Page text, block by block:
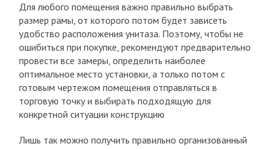
Для любого помещения важно правильно выбрать
размер рамы, от которого потом будет зависеть
удобство расположения унитаза. Поэтому, чтобы не
ошибиться при покупке, рекомендуют предварительно
провести все замеры, определить наиболее
оптимальное место установки, а только потом с
готовым чертежом помещения отправляться в
торговую точку и выбирать подходящую для
конкретной ситуации конструкцию
Лишь так можно получить правильно организованный